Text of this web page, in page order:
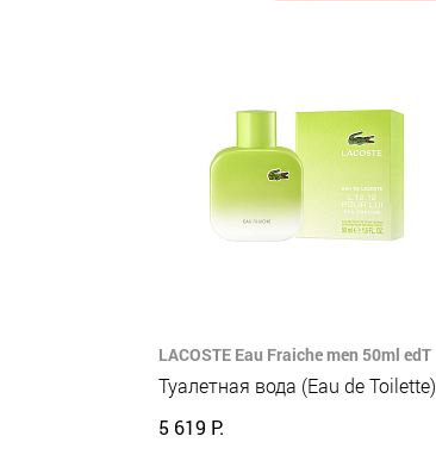
LACOSTE Eau Fraiche men 50ml edT
Туалетная вода (Eau de Toilette)
5 619 Р.